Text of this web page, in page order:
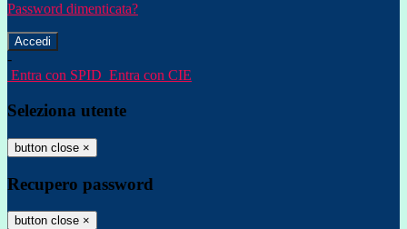
Password dimenticata?
-
Entra con SPID Entra con CIE
Seleziona utente
button close ×
Recupero password
button close ×